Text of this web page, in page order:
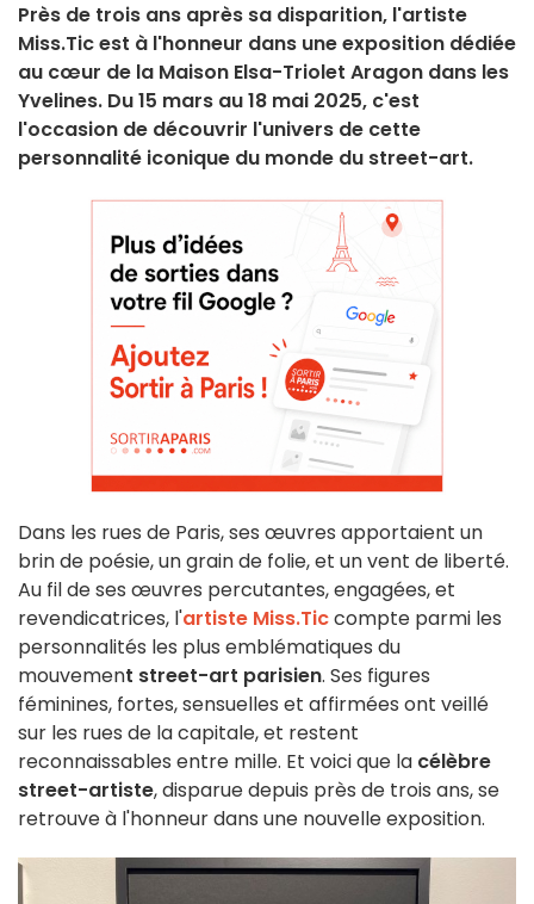
Près de trois ans après sa disparition, l'artiste
Miss.Tic est à l'honneur dans une exposition dédiée
au cœur de la Maison Elsa-Triolet Aragon dans les
Yvelines. Du 15 mars au 18 mai 2025, c'est
l'occasion de découvrir l'univers de cette
personnalité iconique du monde du street-art.
Dans les rues de Paris, ses œuvres apportaient un
brin de poésie, un grain de folie, et un vent de liberté.
Au fil de ses œuvres percutantes, engagées, et
revendicatrices, l'artiste Miss.Ticcompte parmi les
personnalités les plus emblématiques du
mouvement street-art parisien. Ses figures
féminines, fortes, sensuelles et affirmées ont veillé
sur les rues de la capitale, et restent
reconnaissables entre mille. Et voici que la célèbre
street-artiste, disparue depuis près de trois ans, se
retrouve à l'honneur dans une nouvelle exposition.